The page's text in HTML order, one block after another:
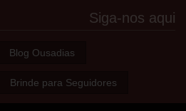
Siga-nos aqui
Blog Ousadias
Brinde para Seguidores